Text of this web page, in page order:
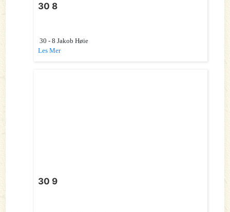
30 8
30 - 8 Jakob Høie
Les Mer
30 9